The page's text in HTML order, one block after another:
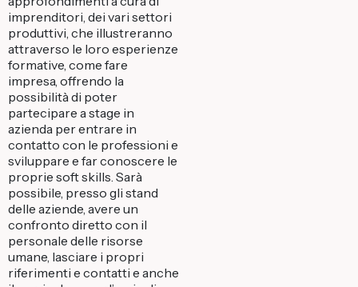
imprenditori, dei vari settori
produttivi, che illustreranno
attraverso le loro esperienze
formative, come fare
impresa, offrendo la
possibilità di poter
partecipare a stage in
azienda per entrare in
contatto con le professioni e
sviluppare e far conoscere le
proprie soft skills. Sarà
possibile, presso gli stand
delle aziende, avere un
confronto diretto con il
personale delle risorse
umane, lasciare i propri
riferimenti e contatti e anche